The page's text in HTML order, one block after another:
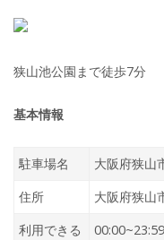
狭山池公園まで徒歩7分
基本情報
駐車場名
大阪府狭山
住所
大阪府狭山
利用できる
00:00~23:59